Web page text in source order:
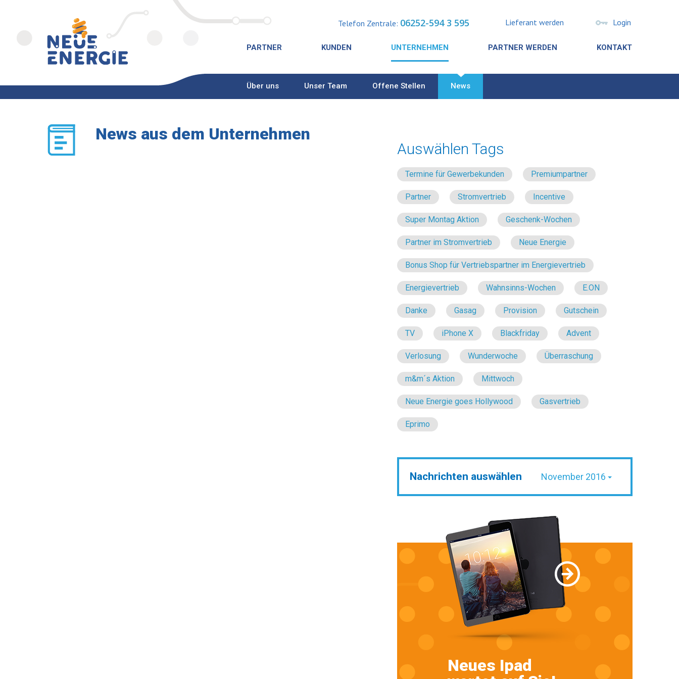
Lieferant werden Login
Telefon Zentrale: 06252-594 3 595
PARTNER KUNDEN UNTERNEHMEN
Über uns Unser Team Offene Stellen News
PARTNER WERDEN KONTAKT
News aus dem Unternehmen
Auswählen Tags
Termine für Gewerbekunden Premiumpartner
Partner Stromvertrieb Incentive
Super Montag Aktion Geschenk-Wochen
Partner im Stromvertrieb Neue Energie
Bonus Shop für Vertriebspartner im Energievertrieb
Energievertrieb Wahnsinns-Wochen E.ON
Danke Gasag Provision Gutschein
TV iPhone X Blackfriday Advent
Verlosung Wunderwoche Überraschung
m&m´s Aktion Mittwoch
Neue Energie goes Hollywood Gasvertrieb
Eprimo
Nachrichten auswählen November 2016
Neues Ipad